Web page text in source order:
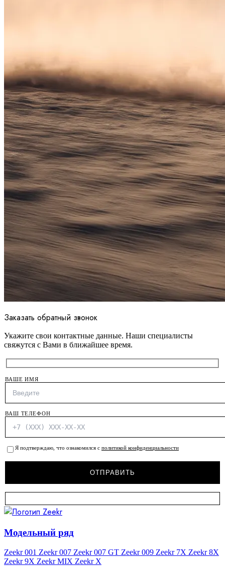
Заказать обратный звонок
Укажите свои контактные данные. Наши специалисты
свяжутся с Вами в ближайшее время.
ВАШЕ ИМЯ
ВАШ ТЕЛЕФОН
Я подтверждаю, что ознакомился с политикой конфиденциальности
Модельный ряд
Zeekr 001 Zeekr 007 Zeekr 007 GT Zeekr 009 Zeekr 7X Zeekr 8X
Zeekr 9X Zeekr MIX Zeekr X